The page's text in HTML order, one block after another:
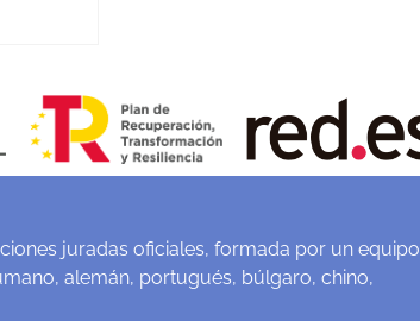
juradas oficiales, formada por un equipo
alemán, portugués, búlgaro, chino,